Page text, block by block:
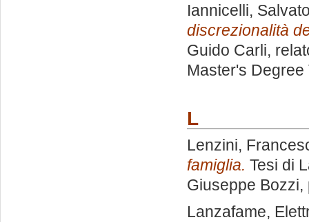
Iannicelli,
discrezionalità
Guido Carli,
Master's Degree
L
Lenzini,
famiglia. Tesi di
Giuseppe Bozzi,
Lanzafame,